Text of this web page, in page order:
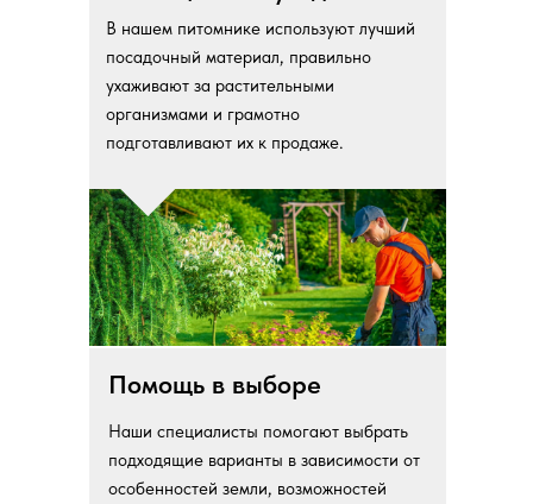
Наши специалисты помогают выбрать
подходящие варианты в зависимости от
особенностей земли, возможностей
Помощь в выборе
В нашем питомнике используют лучший
посадочный материал, правильно
ухаживают за растительными
организмами и грамотно
подготавливают их к продаже.